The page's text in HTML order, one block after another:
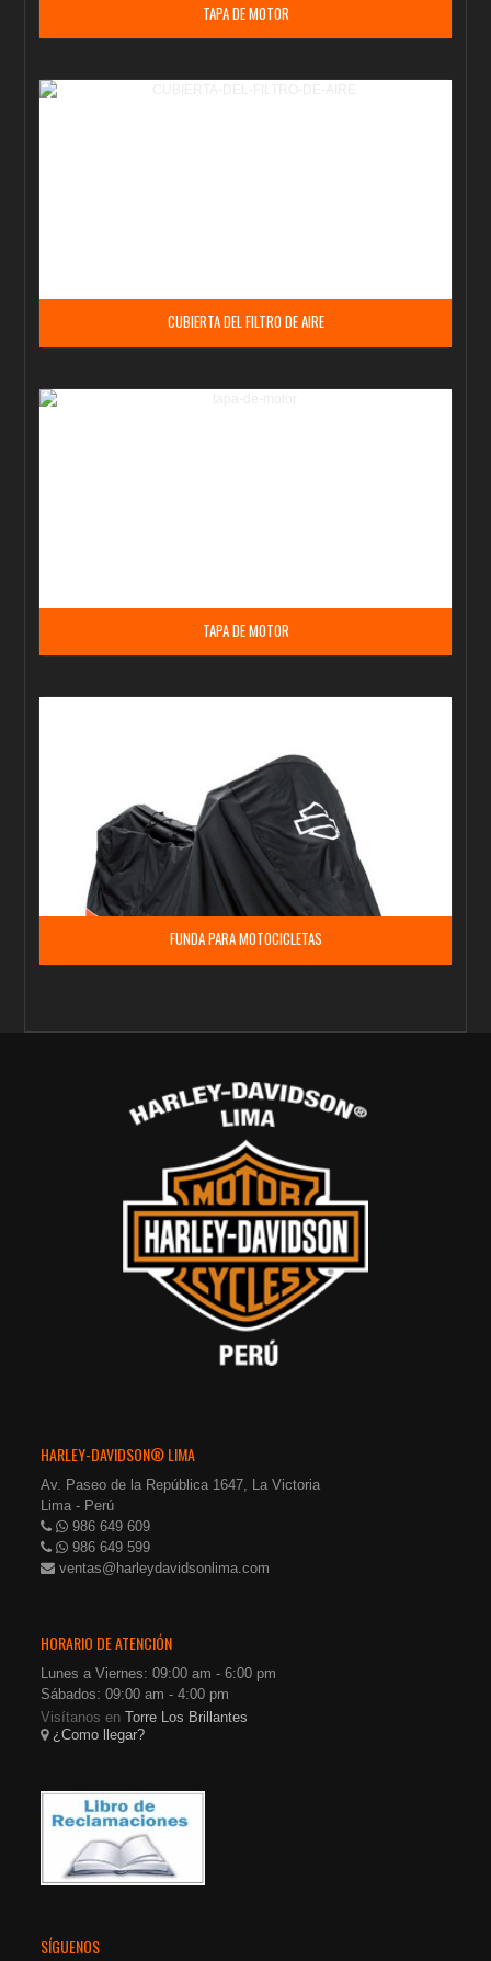
TAPA DE MOTOR
CUBIERTA DEL FILTRO DE AIRE
TAPA DE MOTOR
FUNDA PARA MOTOCICLETAS
HARLEY-DAVIDSON® LIMA
Av. Paseo de la República 1647, La Victoria
Lima - Perú
986 649 609
986 649 599
ventas@harleydavidsonlima.com
HORARIO DE ATENCIÓN
Lunes a Viernes: 09:00 am - 6:00 pm
Sábados: 09:00 am - 4:00 pm
Visítanos enTorre Los Brillantes
¿Como llegar?
SÍGUENOS